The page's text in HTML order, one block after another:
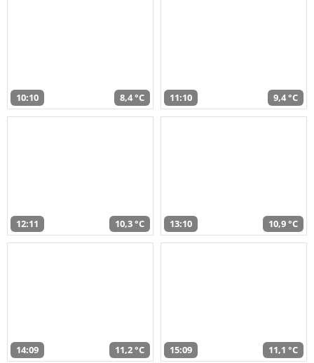
10:10 8,4 °C 11:10 9,4 °C
12:11 10,3 °C 13:10 10,9 °C
14:09 11,2 °C 15:09 11,1 °C